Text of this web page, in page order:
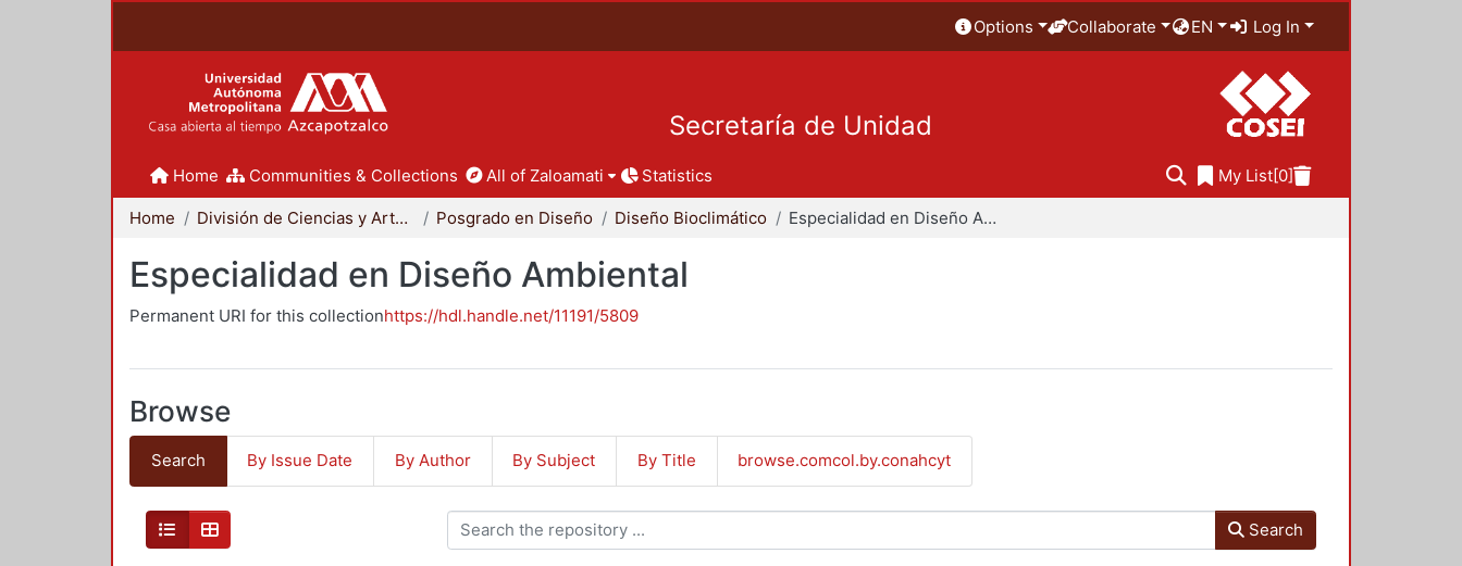
Options Collaborate EN Log In
Secretaría de Unidad
Home Communities & Collections All of Zaloamati Statistics My List[0]
Home División de Ciencias y Artes para el Diseño Posgrado en Diseño Diseño Bioclimático Especialidad en Diseño Ambiental
Especialidad en Diseño Ambiental
Permanent URI for this collectionhttps://hdl.handle.net/11191/5809
Browse
Search By Issue Date By Author By Subject By Title browse.comcol.by.conahcyt
Search